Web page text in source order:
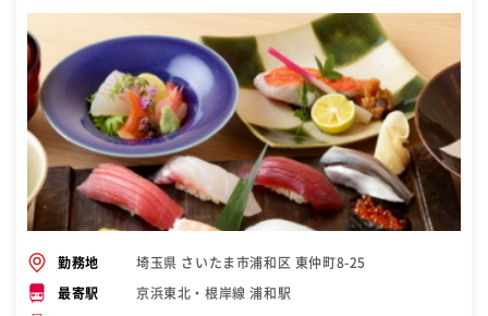
勤務地 埼玉県 さいたま市浦和区 東仲町8-25
最寄駅 京浜東北・根岸線 浦和駅